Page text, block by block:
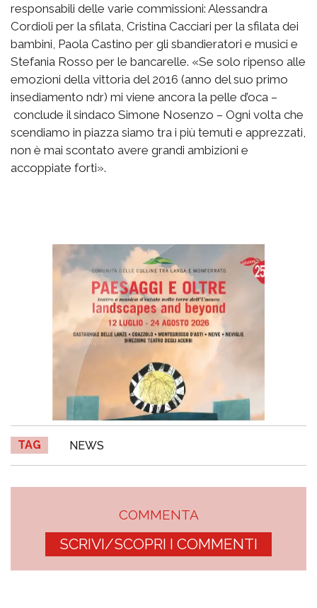
responsabili delle varie commissioni: Alessandra
Cordioli per la sfilata, Cristina Cacciari per la sfilata dei
bambini, Paola Castino per gli sbandieratori e musici e
Stefania Rosso per le bancarelle. «Se solo ripenso alle
emozioni della vittoria del 2016 (anno del suo primo
insediamento ndr) mi viene ancora la pelle d’oca –
conclude il sindaco Simone Nosenzo – Ogni volta che
scendiamo in piazza siamo tra i più temuti e apprezzati,
non è mai scontato avere grandi ambizioni e
accoppiate forti».
TAG NEWS
COMMENTA
SCRIVI/SCOPRI I COMMENTI